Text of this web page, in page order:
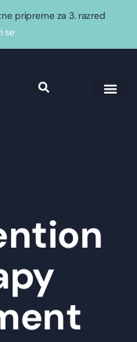
pripreme za 3. razred
se